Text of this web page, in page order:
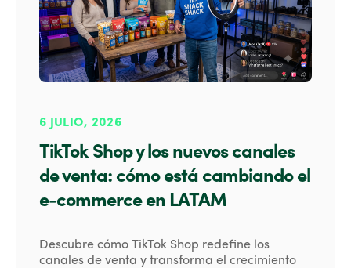
6 JULIO, 2026
TikTok Shop y los nuevos canales
de venta: cómo está cambiando el
e-commerce en LATAM
Descubre cómo TikTok Shop redefine los
canales de venta y transforma el crecimiento